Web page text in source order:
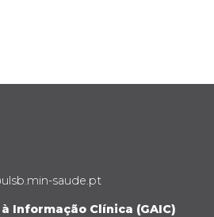
saude.pt
Informação Clínica (GAIC)